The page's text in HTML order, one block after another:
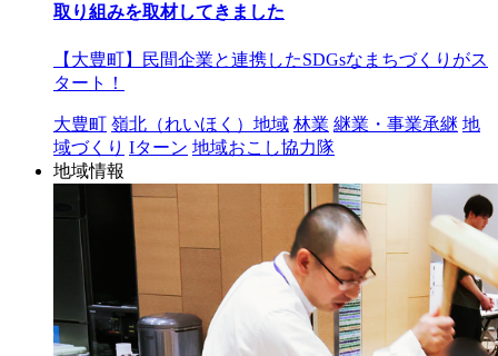
取り組みを取材してきました
【大豊町】民間企業と連携したSDGsなまちづくりがス
タート！
大豊町 嶺北（れいほく）地域 林業 継業・事業承継 地
域づくり Iターン 地域おこし協力隊
地域情報